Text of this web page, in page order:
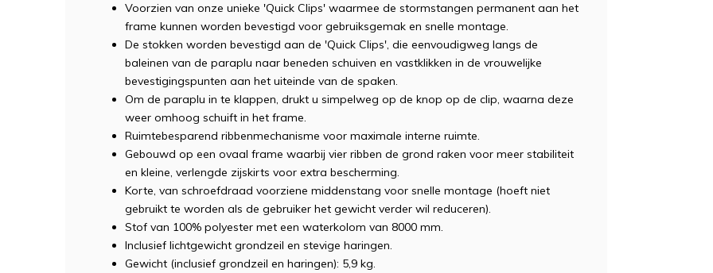
Voorzien van onze unieke 'Quick Clips' waarmee de stormstangen permanent aan het
frame kunnen worden bevestigd voor gebruiksgemak en snelle montage.
De stokken worden bevestigd aan de 'Quick Clips', die eenvoudigweg langs de
baleinen van de paraplu naar beneden schuiven en vastklikken in de vrouwelijke
bevestigingspunten aan het uiteinde van de spaken.
Om de paraplu in te klappen, drukt u simpelweg op de knop op de clip, waarna deze
weer omhoog schuift in het frame.
Ruimtebesparend ribbenmechanisme voor maximale interne ruimte.
Gebouwd op een ovaal frame waarbij vier ribben de grond raken voor meer stabiliteit
en kleine, verlengde zijskirts voor extra bescherming.
Korte, van schroefdraad voorziene middenstang voor snelle montage (hoeft niet
gebruikt te worden als de gebruiker het gewicht verder wil reduceren).
Stof van 100% polyester met een waterkolom van 8000 mm.
Inclusief lichtgewicht grondzeil en stevige haringen.
Gewicht (inclusief grondzeil en haringen): 5,9 kg.